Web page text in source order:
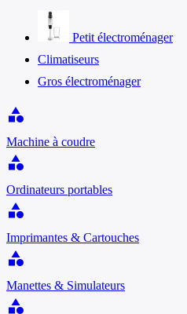
Petit électroménager
Climatiseurs
Gros électroménager
category
Machine à coudre
category
Ordinateurs portables
category
Imprimantes & Cartouches
category
Manettes & Simulateurs
category